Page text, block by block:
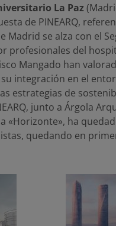
La Paz
de PINEARQ,
Madrid se alza con el
profesionales del
Mangado han
integración en el
estrategias de
junto a Árgola
«Horizonte», ha
quedando en